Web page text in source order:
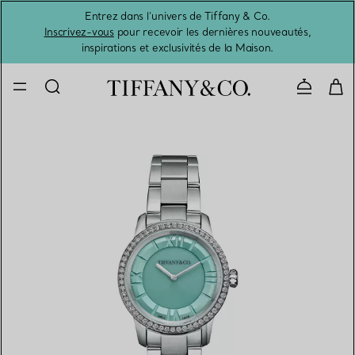
Entrez dans l’univers de Tiffany & Co.
Inscrivez-vouspour recevoir les dernières nouveautés,
inspirations et exclusivités de la Maison.